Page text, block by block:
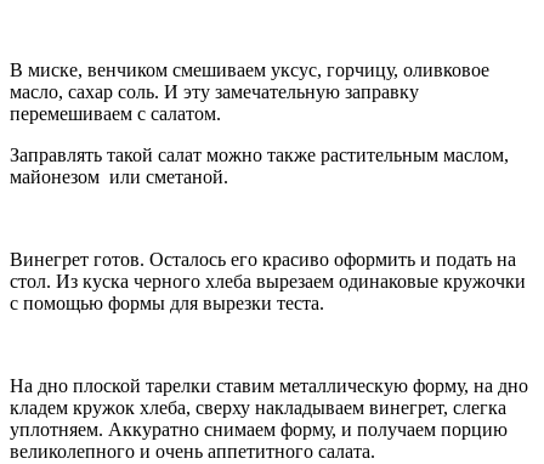
В миске, венчиком смешиваем уксус, горчицу, оливковое
масло, сахар соль. И эту замечательную заправку
перемешиваем с салатом.
Заправлять такой салат можно также растительным маслом,
майонезом или сметаной.
Винегрет готов. Осталось его красиво оформить и подать на
стол. Из куска черного хлеба вырезаем одинаковые кружочки
с помощью формы для вырезки теста.
На дно плоской тарелки ставим металлическую форму, на дно
кладем кружок хлеба, сверху накладываем винегрет, слегка
уплотняем. Аккуратно снимаем форму, и получаем порцию
великолепного и очень аппетитного салата.